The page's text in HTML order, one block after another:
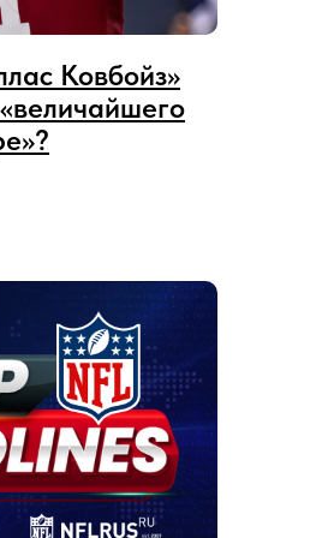
Ковбойз»